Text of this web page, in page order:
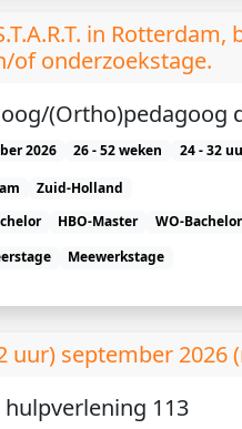
in
of onderzoekstage.
(Ortho)pedagoog
2026 26 - 52 weken
24 - 32
Zuid-Holland
HBO-Master WO-Bachelor
Meewerkstage
uur) september 2026
hulpverlening 113